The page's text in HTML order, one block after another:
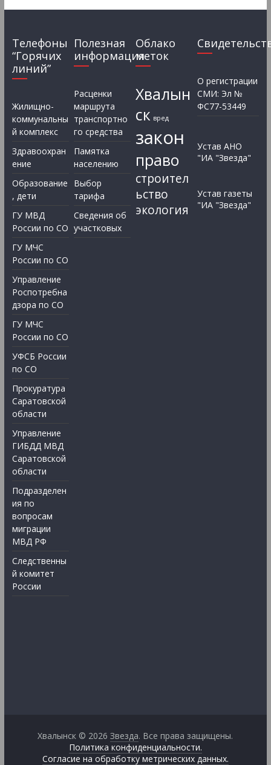
Телефоны
“Горячих
линий”
Жилищно-
коммунальны
й комплекс
Здравоохран
ение
Образование
, дети
ГУ МВД
России по СО
ГУ МЧС
России по СО
Управление
Роспотребна
дзора по СО
ГУ МЧС
России по СО
УФСБ России
по СО
Прокуратура
Саратовской
области
Управление
ГИБДД МВД
Саратовской
области
Подразделен
ия по
вопросам
миграции
МВД РФ
Следственны
й комитет
России
Полезная
информация
Расценки
маршрута
транспортно
го средства
Памятка
населению
Выбор
тарифа
Сведения об
участковых
Облако
меток
Хвалын
ск вред
закон
право
строител
ьство
экология
О регистрации
СМИ: Эл №
ФС77-53449
Устав АНО
"ИА "Звезда"
Устав газеты
"ИА "Звезда"
Хвалынск © 2026Звезда. Все права защищены.
Политика конфиденциальности.
Согласие на обработку метрических данных.